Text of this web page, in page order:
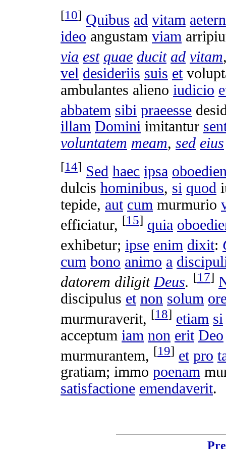
[10] Quibus ad vitam
ideo angustam viam
via est quae ducit ad vitam
vel desideriis suis et
ambulantes alieno iudicio
abbatem sibi praeesse
illam Domini imitantur
voluntatem meam, sed eius
[14] Sed haec ipsa
dulcis hominibus, si quod
tepide, aut cum murmurio
efficiatur, [15] quia
exhibetur; ipse enim dixit:
cum bono animo a
datorem diligit Deus. [17]
discipulus et non solum
murmuraverit, [18] etiam si
acceptum iam non erit Deo
murmurantem, [19] et pro
gratiam; immo poenam
satisfactione emendaverit.